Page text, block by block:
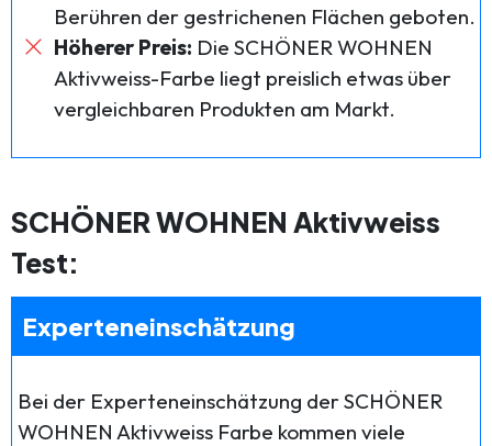
Berühren der gestrichenen Flächen geboten.
Höherer Preis: Die SCHÖNER WOHNEN
Aktivweiss-Farbe liegt preislich etwas über
vergleichbaren Produkten am Markt.
SCHÖNER WOHNEN Aktivweiss
Test:
Experteneinschätzung
Bei der Experteneinschätzung der SCHÖNER
WOHNEN Aktivweiss Farbe kommen viele